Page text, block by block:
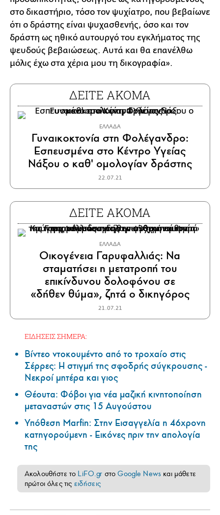
στο δικαστήριο, τόσο τον ψυχίατρο, που βεβαίωνε
ότι ο δράστης είναι ψυχασθενής, όσο και τον
δράστη ως ηθικό αυτουργό του εγκλήματος της
ψευδούς βεβαιώσεως. Αυτά και θα επανέλθω
μόλις έχω στα χέρια μου τη δικογραφία».
ΔΕΙΤΕ ΑΚΟΜΑ
ΕΛΛΑΔΑ
Γυναικοκτονία στη Φολέγανδρο:
Εσπευσμένα στο Κέντρο Υγείας
Νάξου ο καθ' ομολογίαν δράστης
22.07.21
ΔΕΙΤΕ ΑΚΟΜΑ
ΕΛΛΑΔΑ
Οικογένεια Γαρυφαλλιάς: Να
σταματήσει η μετατροπή του
επικίνδυνου δολοφόνου σε
«δήθεν θύμα», ζητά ο δικηγόρος
21.07.21
ΕΙΔΗΣΕΙΣ ΣΗΜΕΡΑ:
Βίντεο ντοκουμέντο από το τροχαίο στις
Σέρρες: Η στιγμή της σφοδρής σύγκρουσης -
Νεκροί μητέρα και γιος
Θέουτα: Φόβοι για νέα μαζική κινητοποίηση
μεταναστών στις 15 Αυγούστου
Υπόθεση Marfin: Στην Εισαγγελία η 46χρονη
κατηγορούμενη - Εικόνες πριν την απολογία
της
Ακολουθήστε το LiFO.gr στοGoogle News και μάθετε
πρώτοι όλες τις ειδήσεις